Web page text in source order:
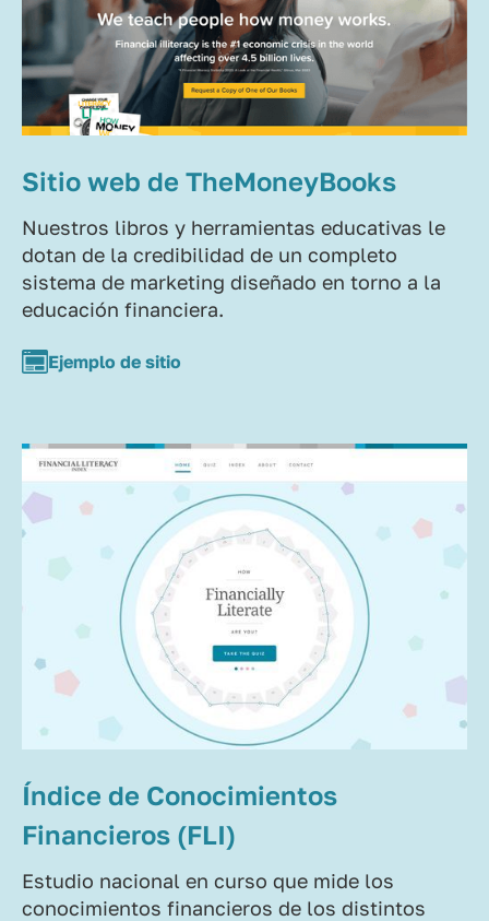
Sitio web de TheMoneyBooks
Nuestros libros y herramientas educativas le
dotan de la credibilidad de un completo
sistema de marketing diseñado en torno a la
educación financiera.
Ejemplo de sitio
Índice de Conocimientos
Financieros (FLI)
Estudio nacional en curso que mide los
conocimientos financieros de los distintos